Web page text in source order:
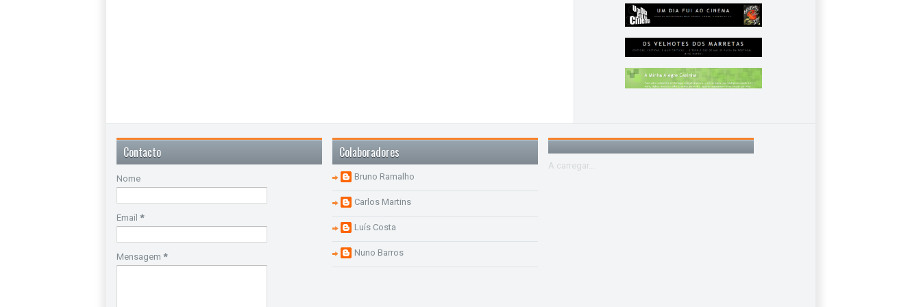
Contacto
Nome
Email *
Mensagem *
Colaboradores
Bruno Ramalho
Carlos Martins
Luís Costa
Nuno Barros
A carregar...